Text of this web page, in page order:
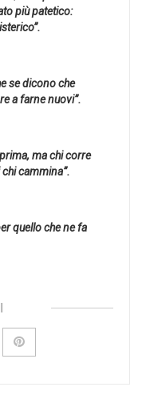
più patetico:
se dicono che
a farne nuovi”.
ma chi corre
cammina”.
quello che ne fa